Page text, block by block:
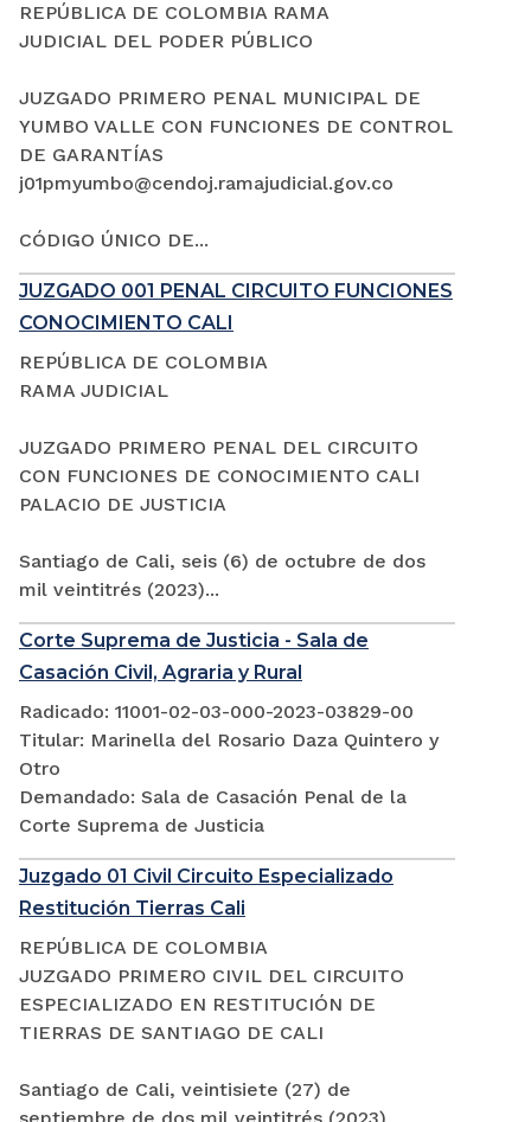
REPÚBLICA DE COLOMBIA RAMA
JUDICIAL DEL PODER PÚBLICO
JUZGADO PRIMERO PENAL MUNICIPAL DE
YUMBO VALLE CON FUNCIONES DE CONTROL
DE GARANTÍAS
j01pmyumbo@cendoj.ramajudicial.gov.co
CÓDIGO ÚNICO DE...
JUZGADO 001 PENAL CIRCUITO FUNCIONES
CONOCIMIENTO CALI
REPÚBLICA DE COLOMBIA
RAMA JUDICIAL
JUZGADO PRIMERO PENAL DEL CIRCUITO
CON FUNCIONES DE CONOCIMIENTO CALI
PALACIO DE JUSTICIA
Santiago de Cali, seis (6) de octubre de dos
mil veintitrés (2023)...
Corte Suprema de Justicia - Sala de
Casación Civil, Agraria y Rural
Radicado: 11001-02-03-000-2023-03829-00
Titular: Marinella del Rosario Daza Quintero y
Otro
Demandado: Sala de Casación Penal de la
Corte Suprema de Justicia
Juzgado 01 Civil Circuito Especializado
Restitución Tierras Cali
REPÚBLICA DE COLOMBIA
JUZGADO PRIMERO CIVIL DEL CIRCUITO
ESPECIALIZADO EN RESTITUCIÓN DE
TIERRAS DE SANTIAGO DE CALI
Santiago de Cali, veintisiete (27) de